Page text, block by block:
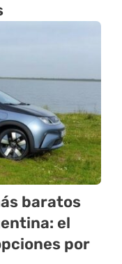
baratos
el
por